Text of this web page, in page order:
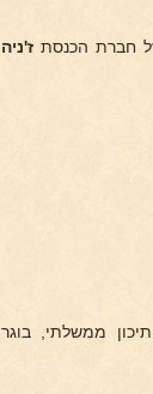
ז'ניה
ממשלתי, בוגר